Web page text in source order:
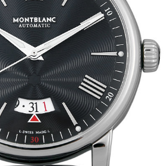
ロレックス
パテック
フィリップ
ウブロ カルティエ